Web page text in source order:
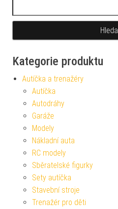
Kategorie produktu
Autíčka a trenažéry
Autíčka
Autodráhy
Garáže
Modely
Nákladní auta
RC modely
Sběratelské figurky
Sety autíčka
Stavební stroje
Trenažér pro děti